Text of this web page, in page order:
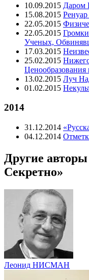
10.09.2015 Даром
15.08.2015
22.05.2015
22.05.2015
Ученых,
17.03.2015
25.02.2015
Ценообразования
13.02.2015 Луч
01.02.2015
2014
31.12.2014
04.12.2014
Другие
Секретно»
Леонид НИСМАН